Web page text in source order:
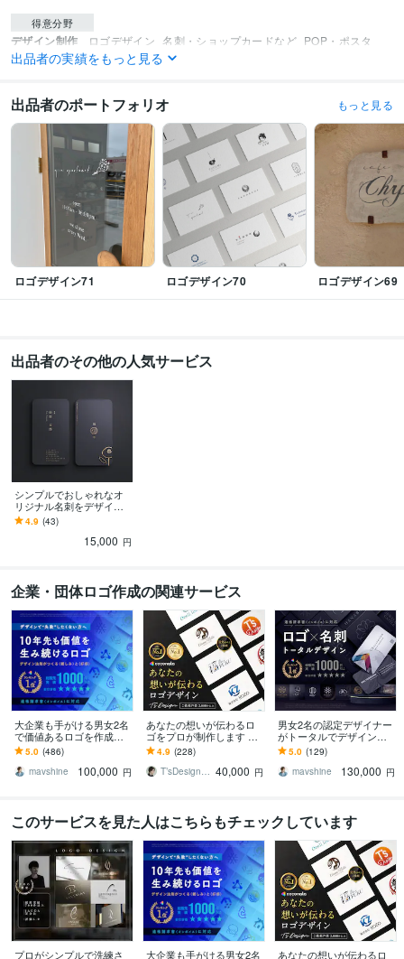
得意分野
デザイン制作 ロゴデザイン 名刺・ショップカードなど POP・ポスタ
ー・チラシ パッケージ リーフレット
イラスト作成・漫画制作 線画、イラスト作成など
線画 デザイン シンプル パッケージ ロゴ 名刺 繊細
ロゴデザイン
広告
出品者の実績をもっと見る
出品者のポートフォリオ もっと見る
ロゴデザイン71 ロゴデザイン70 ロゴデザイン69
出品者のその他の人気サービス
シンプルでおしゃれなオ
リジナル名刺をデザイン
します 名刺、ロゴ、パッ
ケージ、マップ、イラス
4.9 (43)
15,000 円
企業・団体ロゴ作成の関連サービス
大企業も手がける男女2名
で価値あるロゴを作成し
ます ランキング1位実績多
数【安心のキャンセル保
証＋著作権譲渡】
5.0 (486)
mavshine
100,000 円
あなたの想いが伝わるロ
ゴをプロが制作します 大
手企業や著名人からも依
頼! 開業からリニューアル
まで
4.9 (228)
T’sDesign（ティーズデザイン） 40,000 円
男女2名の認定デザイナー
がトータルでデザインし
ます PRO認定デザイナー
の実績と経験×著作権譲渡
＋キャンセル保証
5.0 (129)
mavshine
130,000 円
このサービスを見た人はこちらもチェックしています
プロがシンプルで洗練さ 大企業も手がける男女2名 あなたの想いが伝わるロ